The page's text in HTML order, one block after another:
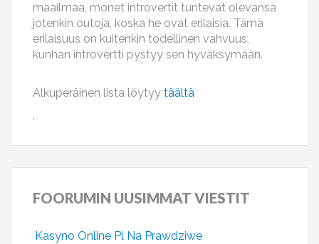
maailmaa, monet introvertit tuntevat olevansa
jotenkin outoja, koska he ovat erilaisia. Tämä
erilaisuus on kuitenkin todellinen vahvuus,
kunhan introvertti pystyy sen hyväksymään.
Alkuperäinen lista löytyy täältä
.
FOORUMIN UUSIMMAT VIESTIT
Kasyno Online Pl Na Prawdziwe